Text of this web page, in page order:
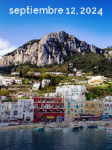
septiembre 12, 2024